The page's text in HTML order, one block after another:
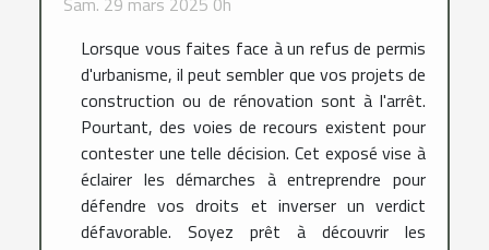
Lorsque vous faites face à un refus de permis
d'urbanisme, il peut sembler que vos projets de
construction ou de rénovation sont à l'arrêt.
Pourtant, des voies de recours existent pour
contester une telle décision. Cet exposé vise à
éclairer les démarches à entreprendre pour
défendre vos droits et inverser un verdict
défavorable. Soyez prêt à découvrir les